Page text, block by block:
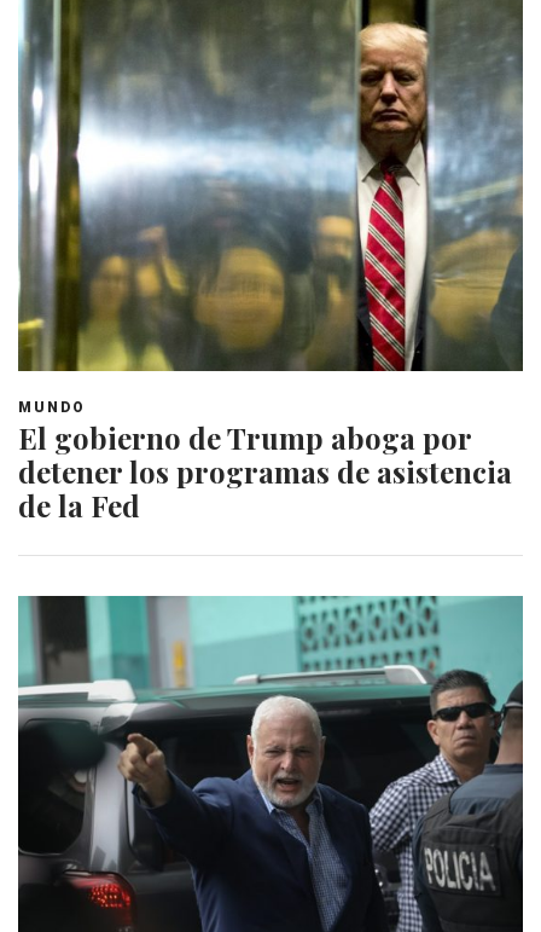
MUNDO
El gobierno de Trump aboga por
detener los programas de asistencia
de la Fed